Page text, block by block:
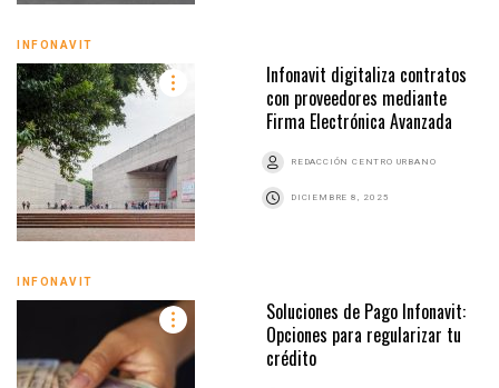
INFONAVIT
Infonavit digitaliza contratos
con proveedores mediante
Firma Electrónica Avanzada
REDACCIÓN CENTRO URBANO
DICIEMBRE 8, 2025
INFONAVIT
Soluciones de Pago Infonavit:
Opciones para regularizar tu
crédito